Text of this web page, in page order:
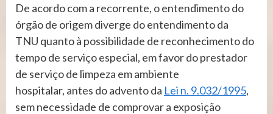
De acordo com a recorrente, o entendimento do
órgão de origem diverge do entendimento da
TNU quanto à possibilidade de reconhecimento do
tempo de serviço especial, em favor do prestador
de serviço de limpeza em ambiente
hospitalar, antes do advento da Lei n. 9.032/1995,
sem necessidade de comprovar a exposição